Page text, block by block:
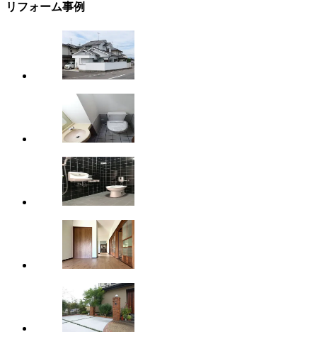
リフォーム事例